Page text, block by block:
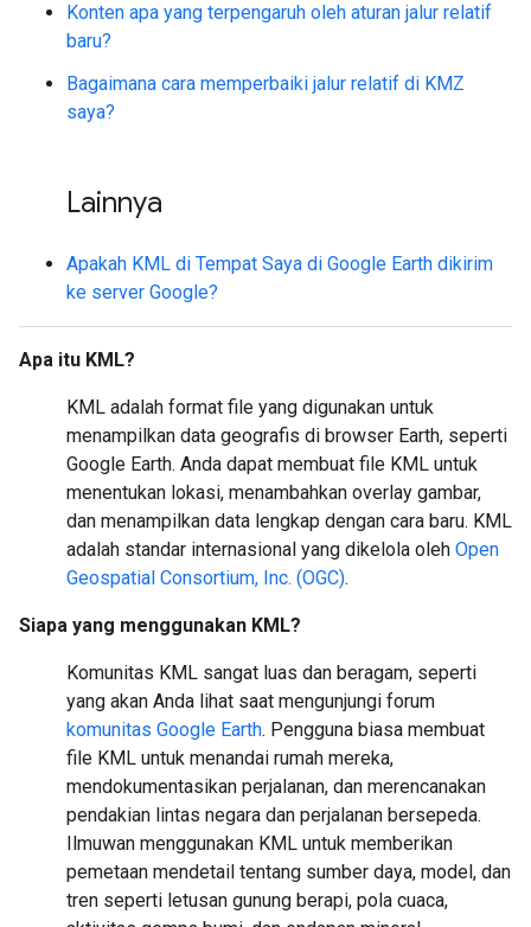
Konten apa yang terpengaruh oleh aturan jalur relatif
baru?
Bagaimana cara memperbaiki jalur relatif di KMZ
saya?
Lainnya
Apakah KML di Tempat Saya di Google Earth dikirim
ke server Google?
Apa itu KML?
KML adalah format file yang digunakan untuk
menampilkan data geografis di browser Earth, seperti
Google Earth. Anda dapat membuat file KML untuk
menentukan lokasi, menambahkan overlay gambar,
dan menampilkan data lengkap dengan cara baru. KML
adalah standar internasional yang dikelola oleh Open
Geospatial Consortium, Inc. (OGC).
Siapa yang menggunakan KML?
Komunitas KML sangat luas dan beragam, seperti
yang akan Anda lihat saat mengunjungi forum
komunitas Google Earth. Pengguna biasa membuat
file KML untuk menandai rumah mereka,
mendokumentasikan perjalanan, dan merencanakan
pendakian lintas negara dan perjalanan bersepeda.
Ilmuwan menggunakan KML untuk memberikan
pemetaan mendetail tentang sumber daya, model, dan
tren seperti letusan gunung berapi, pola cuaca,